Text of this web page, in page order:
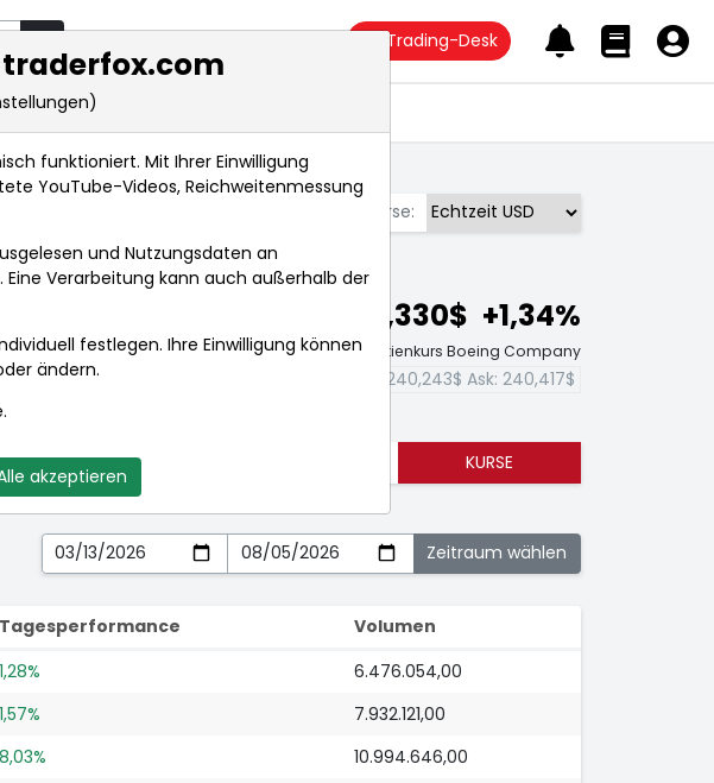
Trading-Desk
Nachrichten
Börse:
240,330$ +1,34%
Echtzeit-Aktienkurs Boeing Company
240,243$ Ask: 240,417$
CHARTTOOL KURSE
Tagesperformance
Volumen
1,28%
6.476.054,00
1,57%
7.932.121,00
8,03%
10.994.646,00
funktioniert. Mit Ihrer Einwilligung
YouTube-Videos, Reichweitenmessung
und Nutzungsdaten an
Verarbeitung kann auch außerhalb der
festlegen. Ihre Einwilligung können
ändern.
.
akzeptieren